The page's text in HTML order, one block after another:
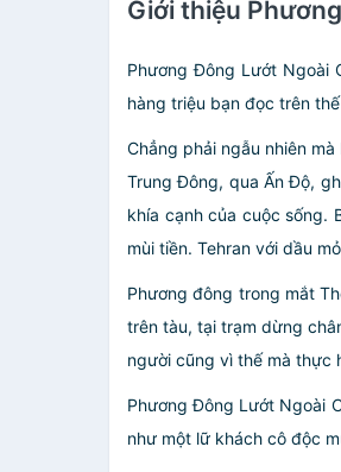
Giới thiệu
Phương Đông Lướt Ngoài
hàng triệu bạn đọc trên
Chẳng phải ngẫu nhiên
Trung Đông, qua Ấn Độ,
khía cạnh của cuộc sống.
mùi tiền. Tehran với dầu
Phương đông trong mắt
trên tàu, tại trạm dừng
người cũng vì thế mà thực
Phương Đông Lướt Ngoài
như một lữ khách cô độc